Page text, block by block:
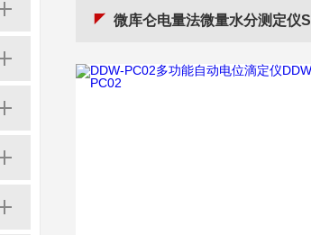
微库仑电量法微量水分测定仪SFW-PC02